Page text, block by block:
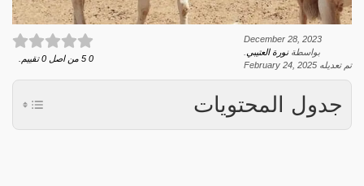
December 28, 2023
بواسطةنورة العتيبي
تم تعديله February 24, 2025
0
5 من اصل 0 تقييم.
جدول المحتويات